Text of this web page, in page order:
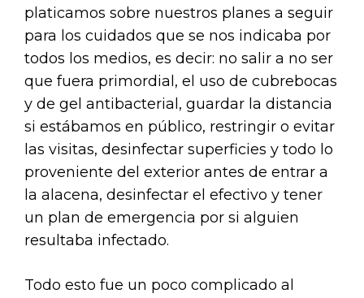
platicamos sobre nuestros planes a seguir
para los cuidados que se nos indicaba por
todos los medios, es decir: no salir a no ser
que fuera primordial, el uso de cubrebocas
y de gel antibacterial, guardar la distancia
si estábamos en público, restringir o evitar
las visitas, desinfectar superficies y todo lo
proveniente del exterior antes de entrar a
la alacena, desinfectar el efectivo y tener
un plan de emergencia por si alguien
resultaba infectado.
Todo esto fue un poco complicado al